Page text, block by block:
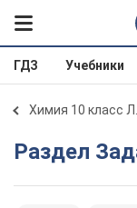
ГДЗ Учебники
Химия 10 класс
Раздел